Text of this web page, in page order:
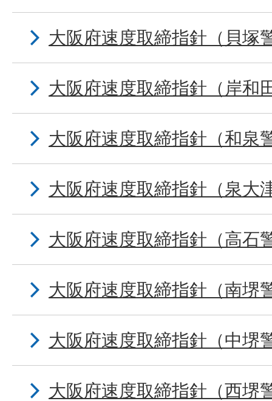
大阪府速度取締指針（貝塚
大阪府速度取締指針（岸和
大阪府速度取締指針（和泉
大阪府速度取締指針（泉大
大阪府速度取締指針（高石
大阪府速度取締指針（南堺
大阪府速度取締指針（中堺
大阪府速度取締指針（西堺